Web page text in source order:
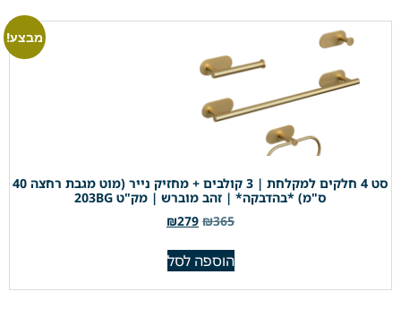
מבצע!
סט 4 חלקים למקלחת | 3 קולבים + מחזיק נייר (מוט מגבת רחצה 40
ס"מ) *בהדבקה* | זהב מוברש | מק"ט 203BG
₪365
₪279
הוספה לסל